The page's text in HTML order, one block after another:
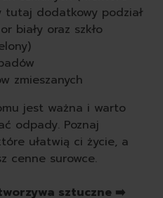
do zmywania
seria nature all
autokosmetyka
karoseria
opony i felgi
akcesoria
zapachy
obuwie
czyszczenie butów
tutaj dodatkowy podział
biały oraz szkło
zmieszanych
jest ważna i warto
odpady. Poznaj
ułatwią ci życie, a
cenne surowce.
sztuczne ➡️